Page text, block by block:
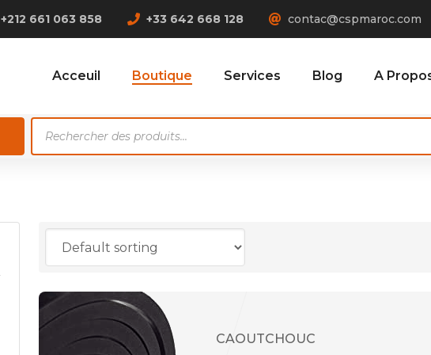
+212 661 063 858 +33 642 668 128 contac@cspmaroc.com
Acceuil Boutique Services Blog A
ABRA 40 JAUNE 1F LISSE/1F GRAIN TOILE
PARA BLOND – 2 FACES LISSES
NATUREL BLANC ALIM 1F LISSE / 1F ADH
de
CAOUTCHOUC